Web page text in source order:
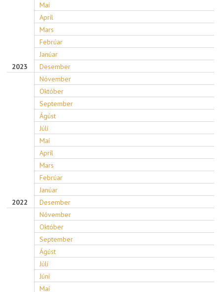
Maí
Apríl
Mars
Febrúar
Janúar
2023
Desember
Nóvember
Október
September
Ágúst
Júlí
Maí
Apríl
Mars
Febrúar
Janúar
2022
Desember
Nóvember
Október
September
Ágúst
Júlí
Júní
Maí